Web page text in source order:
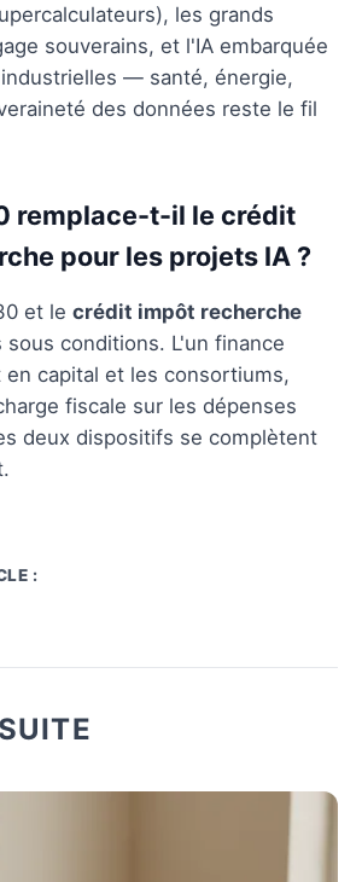
les grands
souverains, et l'IA embarquée
— santé, énergie,
des données reste le fil
remplace-t-il le crédit
pour les projets IA ?
et le crédit impôt recherche
sous conditions. L'un finance
capital et les consortiums,
fiscale sur les dépenses
deux dispositifs se complètent
: